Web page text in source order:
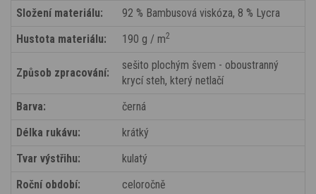
Složení materiálu:
92 % Bambusová viskóza, 8 % Lycra
Hustota materiálu:
190 g / m2
Způsob zpracování:
sešito plochým švem - oboustranný
krycí steh, který netlačí
Barva:
černá
Délka rukávu:
krátký
Tvar výstřihu:
kulatý
Roční období:
celoročně